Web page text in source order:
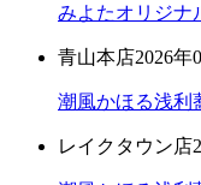
みよたオリジナ
青山本店2026年
潮風かほる浅利
レイクタウン店